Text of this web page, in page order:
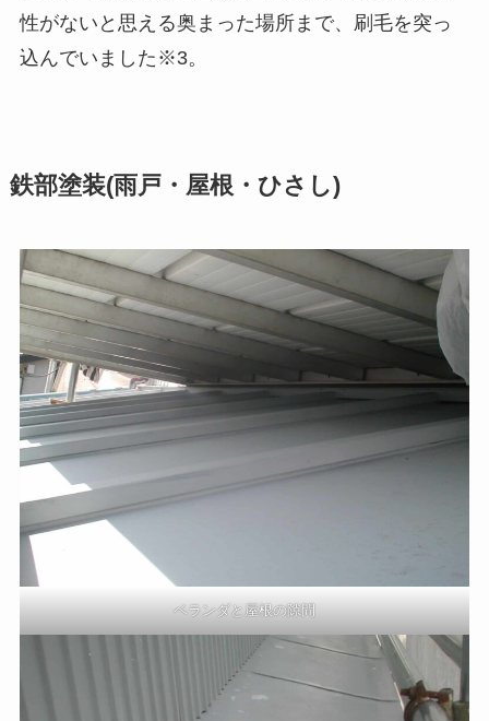
性がないと思える奥まった場所まで、刷毛を突っ
込んでいました※3。
鉄部塗装(雨戸・屋根・ひさし)
ベランダと屋根の隙間